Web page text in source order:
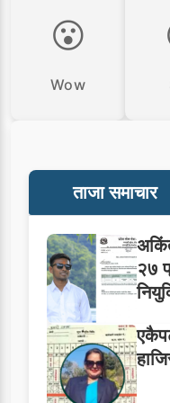
😮
Wow
ताजा समाचार
२७